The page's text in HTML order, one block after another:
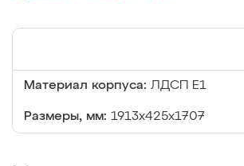
Материал корпуса: ЛДСП Е1
Размеры, мм: 1913x425x1707